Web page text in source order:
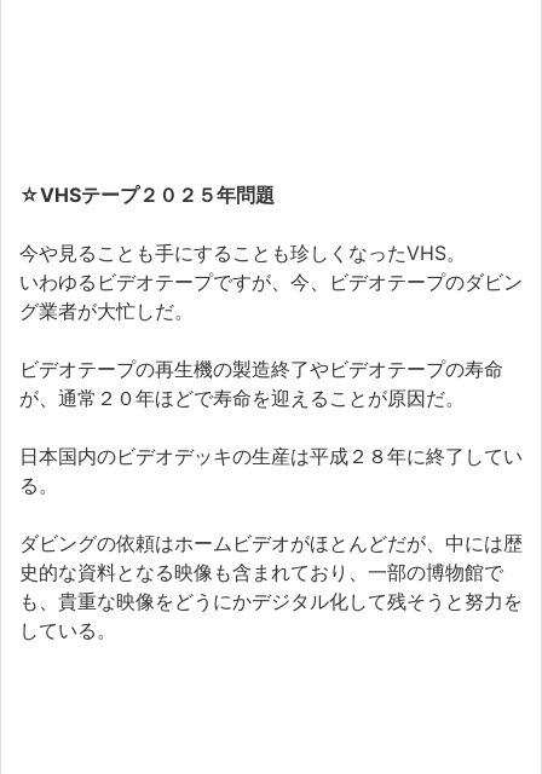
☆VHSテープ２０２５年問題
今や見ることも手にすることも珍しくなったVHS。
いわゆるビデオテープですが、今、ビデオテープのダビン
グ業者が大忙しだ。
ビデオテープの再生機の製造終了やビデオテープの寿命
が、通常２０年ほどで寿命を迎えることが原因だ。
日本国内のビデオデッキの生産は平成２８年に終了してい
る。
ダビングの依頼はホームビデオがほとんどだが、中には歴
史的な資料となる映像も含まれており、一部の博物館で
も、貴重な映像をどうにかデジタル化して残そうと努力を
している。